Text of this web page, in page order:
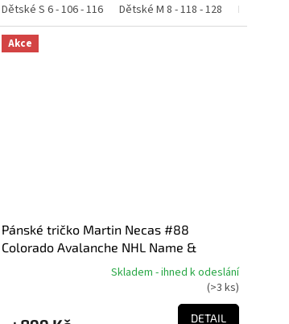
Dětské S 6 - 106 - 116 Dětské M 8 - 118 - 128 Dětské L
Akce
Pánské tričko Martin Necas #88
Colorado Avalanche NHL Name &
Skladem - ihned k odeslání
(>3 ks)
DETAIL